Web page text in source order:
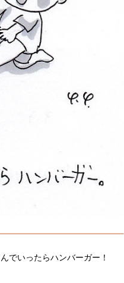
でいったらハンバーガー！